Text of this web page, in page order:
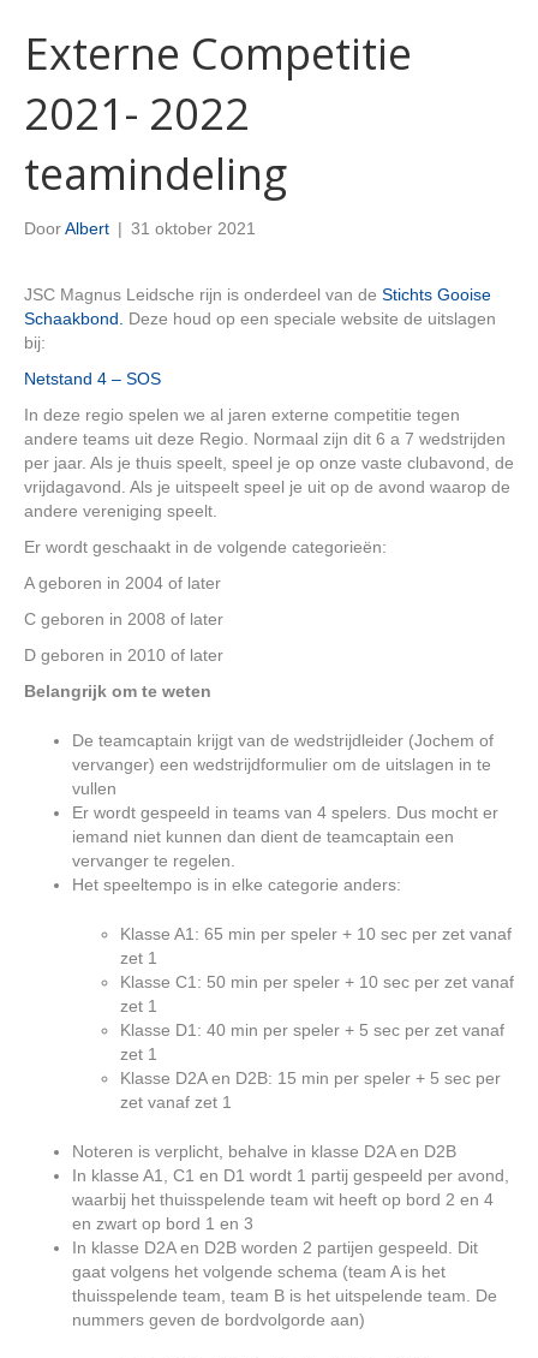
Externe Competitie
2021- 2022
teamindeling
DoorAlbert | 31 oktober 2021
JSC Magnus Leidsche rijn is onderdeel van de Stichts Gooise
Schaakbond.
Deze houd op een speciale website de uitslagen
bij:
Netstand 4 – SOS
In deze regio spelen we al jaren externe competitie tegen
andere teams uit deze Regio. Normaal zijn dit 6 a 7 wedstrijden
per jaar. Als je thuis speelt, speel je op onze vaste clubavond, de
vrijdagavond. Als je uitspeelt speel je uit op de avond waarop de
andere vereniging speelt.
Er wordt geschaakt in de volgende categorieën:
A geboren in 2004 of later
C geboren in 2008 of later
D geboren in 2010 of later
Belangrijk om te weten
De teamcaptain krijgt van de wedstrijdleider (Jochem of
vervanger) een wedstrijdformulier om de uitslagen in te
vullen
Er wordt gespeeld in teams van 4 spelers. Dus mocht er
iemand niet kunnen dan dient de teamcaptain een
vervanger te regelen.
Het speeltempo is in elke categorie anders:
Klasse A1: 65 min per speler + 10 sec per zet vanaf
zet 1
Klasse C1: 50 min per speler + 10 sec per zet vanaf
zet 1
Klasse D1: 40 min per speler + 5 sec per zet vanaf
zet 1
Klasse D2A en D2B: 15 min per speler + 5 sec per
zet vanaf zet 1
Noteren is verplicht, behalve in klasse D2A en D2B
In klasse A1, C1 en D1 wordt 1 partij gespeeld per avond,
waarbij het thuisspelende team wit heeft op bord 2 en 4
en zwart op bord 1 en 3
In klasse D2A en D2B worden 2 partijen gespeeld. Dit
gaat volgens het volgende schema (team A is het
thuisspelende team, team B is het uitspelende team. De
nummers geven de bordvolgorde aan)